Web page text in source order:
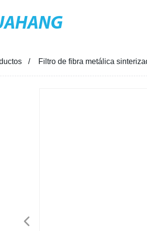
Filtro de fibra metálica